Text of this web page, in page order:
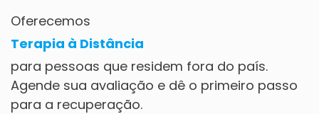
Oferecemos
Terapia à Distância
para pessoas que residem fora do país.
Agende sua avaliação e dê o primeiro passo
para a recuperação.